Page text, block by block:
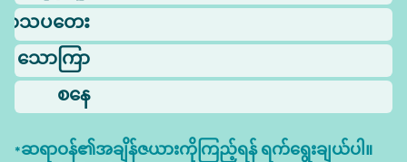
ာသပတေး
သောကြာ
စနေ
*ဆရာဝန်၏အချိန်ဇယားကိုကြည့်ရန် ရက်ရွေးချယ်ပါ။